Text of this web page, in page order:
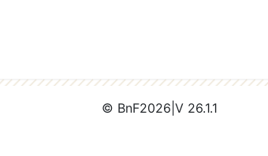
© BnF2026 V 26.1.1